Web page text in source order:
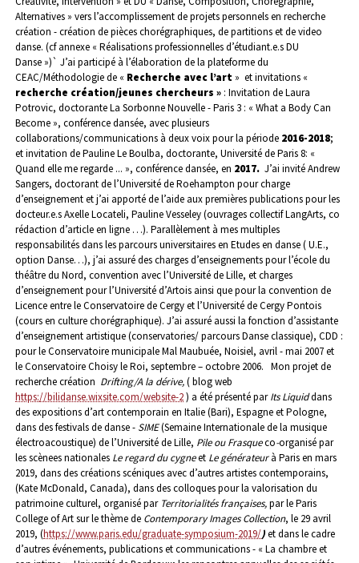
Alternatives » vers l’accomplissement de projets personnels en recherche
création - création de pièces chorégraphiques, de partitions et de video
danse. (cf annexe « Réalisations professionnelles d’étudiant.e.s DU
Danse »)` J’ai participé à l’élaboration de la plateforme du
CEAC/Méthodologie de « Recherche avec l’art » et invitations «
recherche création/jeunes chercheurs » : Invitation de Laura
Potrovic, doctorante La Sorbonne Nouvelle - Paris 3 : « What a Body Can
Become », conférence dansée, avec plusieurs
collaborations/communications à deux voix pour la période 2016-2018;
et invitation de Pauline Le Boulba, doctorante, Université de Paris 8: «
Quand elle me regarde ... », conférence dansée, en 2017. J’ai invité Andrew
Sangers, doctorant de l’Université de Roehampton pour charge
d’enseignement et j’ai apporté de l’aide aux premières publications pour les
docteur.e.s Axelle Locateli, Pauline Vesseley (ouvrages collectif LangArts, co
rédaction d’article en ligne …). Parallèlement à mes multiples
responsabilités dans les parcours universitaires en Etudes en danse ( U.E.,
option Danse…), j’ai assuré des charges d’enseignements pour l’école du
théâtre du Nord, convention avec l’Université de Lille, et charges
d’enseignement pour l’Université d’Artois ainsi que pour la convention de
Licence entre le Conservatoire de Cergy et l’Université de Cergy Pontois
(cours en culture chorégraphique). J’ai assuré aussi la fonction d’assistante
d’enseignement artistique (conservatories/ parcours Danse classique), CDD :
pour le Conservatoire municipale Mal Maubuée, Noisiel, avril - mai 2007 et
le Conservatoire Choisy le Roi, septembre – octobre 2006. Mon projet de
recherche création Drifting/A la dérive,( blog web
https://bilidanse.wixsite.com/website-2) a été présenté parIts Liquiddans
des expositions d’art contemporain en Italie (Bari), Espagne et Pologne,
dans des festivals de danse - SIME(Semaine Internationale de la musique
électroacoustique) de l’Université de Lille, Pile ou Frasqueco-organisépar
les scènees nationales Le regard du cygneet Le générateurà Paris en mars
2019, dans des créations scéniques avec d’autres artistes contemporains,
(Kate McDonald, Canada), dans des colloques pour la valorisation du
patrimoine culturel, organisé par Territorialités françaises,par le Paris
College of Art sur le thème de Contemporary Images Collection, le 29 avril
2019, (https://www.paris.edu/graduate-symposium-2019/)et dans le cadre
d’autres événements, publications et communications - « La chambre et